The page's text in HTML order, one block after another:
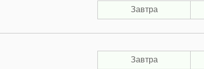
Завтра
Завтра